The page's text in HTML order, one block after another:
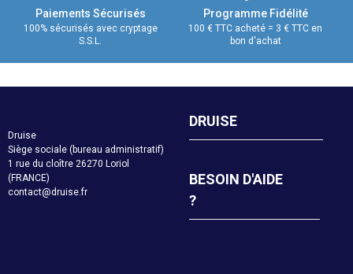
Paiements Sécurisés
100% sécurisés avec cryptage
S.S.L.
Programme Fidélité
100 € TTC acheté = 3 € TTC en
bon d'achat
Druise
Siège sociale (bureau administratif)
1 rue du cloître 26270 Loriol
(FRANCE)
contact@druise.fr
DRUISE
BESOIN D'AIDE
?